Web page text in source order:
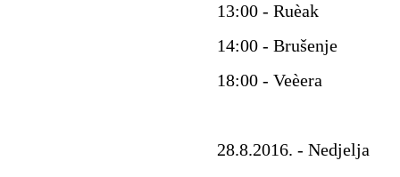
13:00 - Ruèak
14:00 - Brušenje
18:00 - Veèera
28.8.2016. - Nedjelja